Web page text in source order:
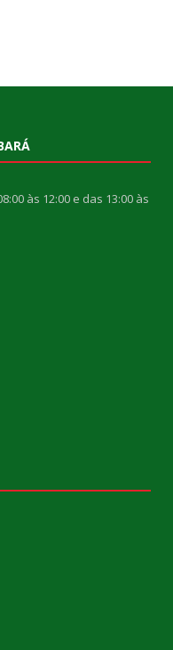
às 12:00 e das 13:00 às